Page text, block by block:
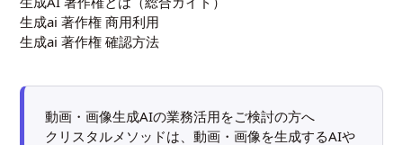
生成ai 著作権 商用利用
生成ai 著作権 確認方法
動画・画像生成AIの業務活用をご検討の方へ
クリスタルメソッドは、動画・画像を生成するAIや